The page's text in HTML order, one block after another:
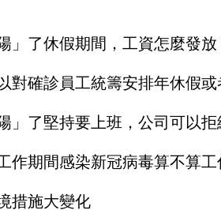
」了休假期間，工資怎麼發放
對確診員工統籌安排年休假或
」了堅持要上班，公司可以拒
作期間感染新冠病毒算不算工
措施大變化